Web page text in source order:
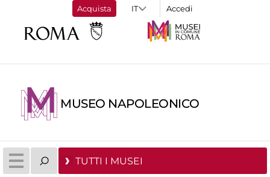
Acquista Accedi
MUSEO NAPOLEONICO
TUTTI I MUSEI